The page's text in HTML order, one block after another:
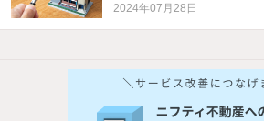
2024年07月28日
他の人はこんな条件で絞り込んでいます！